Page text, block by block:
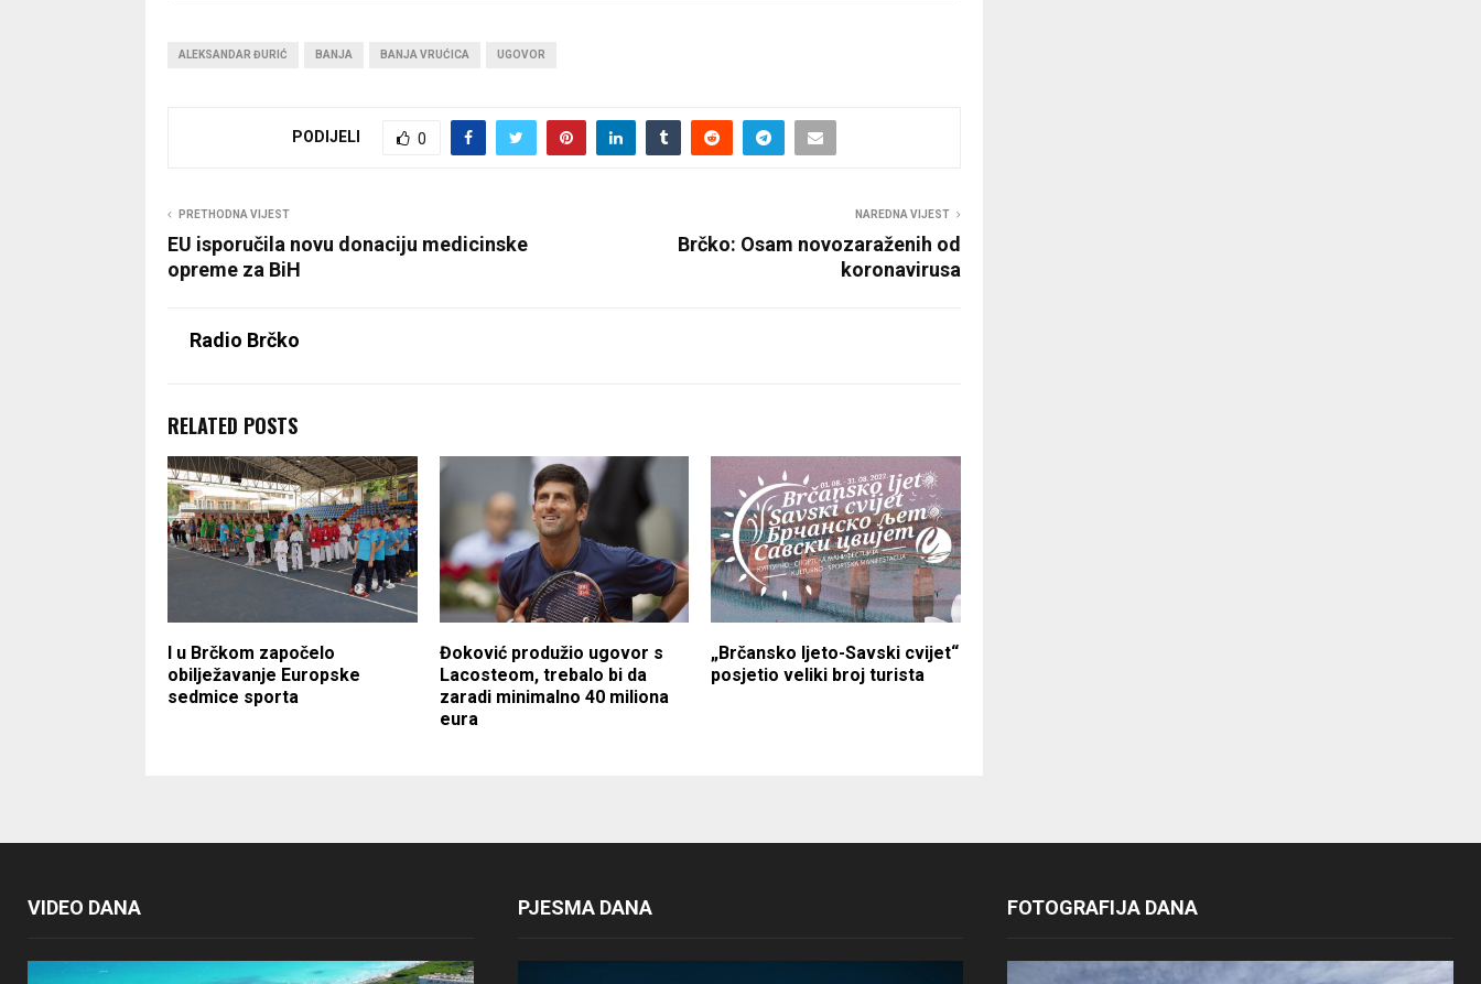
ALEKSANDAR ĐURIĆ BANJA BANJA VRUĆICA UGOVOR
PODIJELI 0
PRETHODNA VIJEST
EU isporučila novu donaciju medicinske
opreme za BiH
NAREDNA VIJEST
Brčko: Osam novozaraženih od
koronavirusa
Radio Brčko
RELATED POSTS
I u Brčkom započelo
obilježavanje Europske
sedmice sporta
Đoković produžio ugovor s
Lacosteom, trebalo bi da
zaradi minimalno 40 miliona
eura
„Brčansko ljeto-Savski cvijet“
posjetio veliki broj turista
VIDEO DANA PJESMA DANA FOTOGRAFIJA DANA